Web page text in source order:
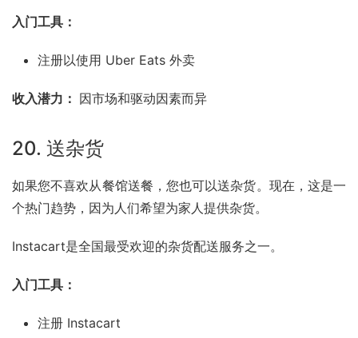
入门工具：
注册以使用 Uber Eats 外卖
收入潜力： 因市场和驱动因素而异
20. 送杂货
如果您不喜欢从餐馆送餐，您也可以送杂货。现在，这是一
个热门趋势，因为人们希望为家人提供杂货。
Instacart是全国最受欢迎的杂货配送服务之一。
入门工具：
注册 Instacart